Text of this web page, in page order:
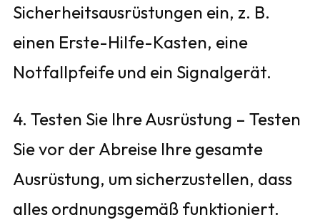
Sicherheitsausrüstungen ein, z. B.
einen Erste-Hilfe-Kasten, eine
Notfallpfeife und ein Signalgerät.
4. Testen Sie Ihre Ausrüstung – Testen
Sie vor der Abreise Ihre gesamte
Ausrüstung, um sicherzustellen, dass
alles ordnungsgemäß funktioniert.